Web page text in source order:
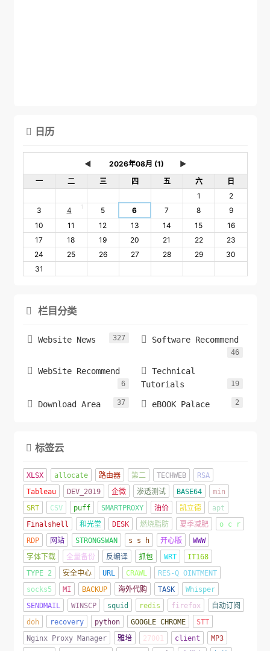
 日历
◄
►
一
二 三 四 五 六
日
1
2
3
4 1 5 6 7 8
9
10
11 12 13 14 15
16
17
18 19 20 21 22
23
24
25 26 27 28 29
30
31
 栏目分类
 Website News 327  Software Recommend
46
 WebSite Recommend
6

Technical
Tutorials
19
 Download Area 37  eBOOK Palace 2
 标签云
XLSX allocate 路由器 第二 TECHWEB
RSA
Tableau
DEV_2019 企微 渗透测试 BASE64
min
SRT
CSV puff SMARTPROXY 油价 凯立德
apt
Finalshell
和光堂 DESK 燃烧脂肪 夏季减肥
o c r
RDP
网站 STRONGSWAN s s h 开心版
WWW
字体下载
全量备份 反编译 抓包 WRT
IT168
TYPE 2
安全中心 URL CRAWL
RES-Q OINTMENT
socks5
MI BACKUP 海外代购 TASK
Whisper
SENDMAIL
WINSCP squid redis firefox
自动订阅
doh
recovery python GOOGLE CHROME
STT
Nginx Proxy Manager
雅培 27001 client
MP3